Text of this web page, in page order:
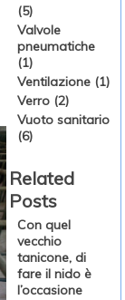
(5)
Valvole
pneumatiche
(1)
Ventilazione (1)
Verro (2)
Vuoto sanitario
(6)
Related
Posts
Con quel
vecchio
tanicone, di
fare il nido è
l’occasione